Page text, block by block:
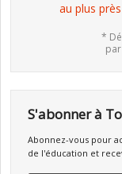
au plus
*
S'abonner à
Abonnez-vous pour
de l'éducation et